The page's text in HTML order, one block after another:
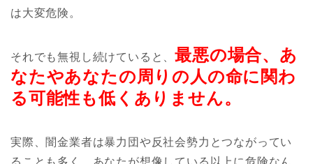
は大変危険。
それでも無視し続けていると、最悪の場合、あ
なたやあなたの周りの人の命に関わ
る可能性も低くありません。
実際、闇金業者は暴力団や反社会勢力とつながってい
ることも多く、あなたが想像している以上に危険なん